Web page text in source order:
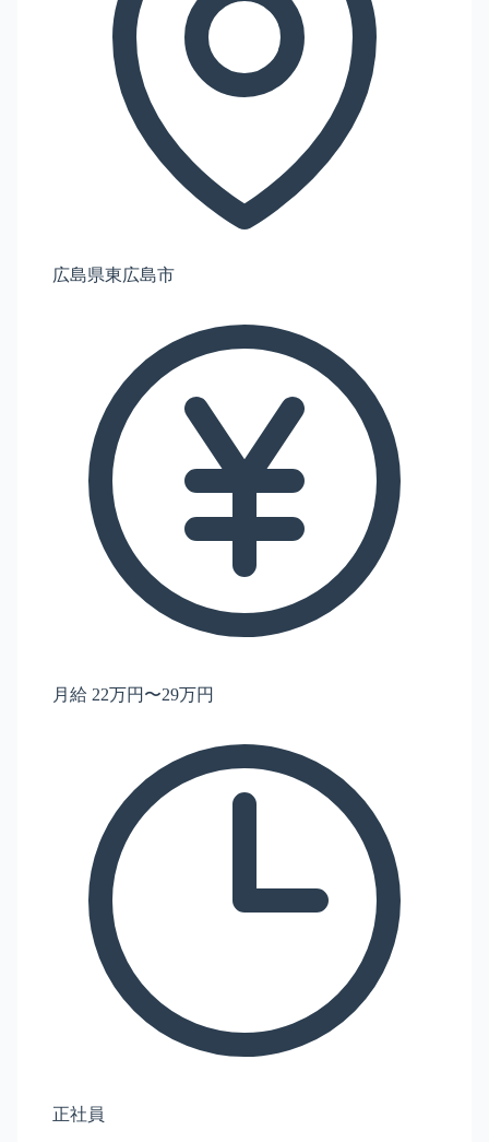
広島県東広島市
月給 22万円〜29万円
正社員